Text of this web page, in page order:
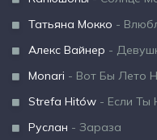
Татьяна Мокко -
Алекс Вайнер -
Monari - Вот Бы Лето
Strefa Hitów - Если Ты
Руслан - Зараза